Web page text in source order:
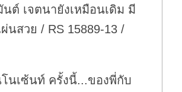
นต์ เจตนายังเหมือนเดิม มี
นสวย / RS 15889-13 /
นเซ้นท์ ครั้งนี้...ของพี่กับ